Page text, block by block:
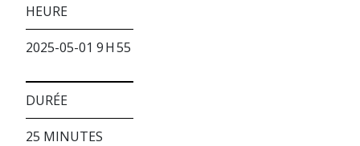
HEURE
2025-05-01 9 H 55
DURÉE
25 MINUTES